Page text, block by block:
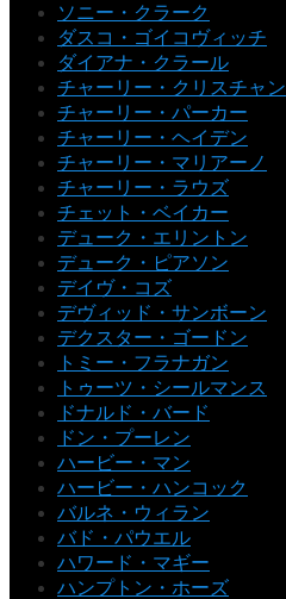
ソニー・クラーク
ダスコ・ゴイコヴィッチ
ダイアナ・クラール
チャーリー・クリスチャン
チャーリー・パーカー
チャーリー・ヘイデン
チャーリー・マリアーノ
チャーリー・ラウズ
チェット・ベイカー
デューク・エリントン
デューク・ピアソン
デイヴ・コズ
デヴィッド・サンボーン
デクスター・ゴードン
トミー・フラナガン
トゥーツ・シールマンス
ドナルド・バード
ドン・プーレン
ハービー・マン
ハービー・ハンコック
バルネ・ウィラン
バド・パウエル
ハワード・マギー
ハンプトン・ホーズ